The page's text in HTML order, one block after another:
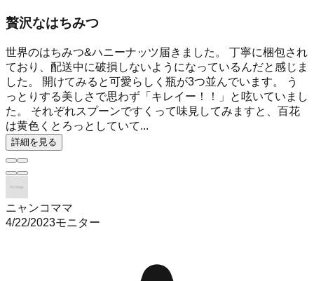
贅沢なはちみつ
世界のはちみつ&ハニーナッツ届きました。 丁寧に梱包され
ており、配送中に破損しないようになっているんだと感じま
した。 開けてみると可愛らしく瓶が3つ並んでいます。 う
っとりする美しさで思わず「キレイー！！」と呟いていまし
た。 それぞれスプーンですくって味見してみますと、百花
は黄色くとろっとしていて...
詳細を見る
ニャンコママ
4/22/2023モニター